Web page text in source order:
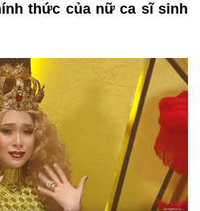
thức của nữ ca sĩ sinh